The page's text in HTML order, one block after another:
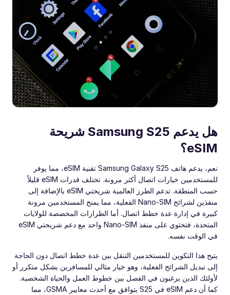
هل يدعم Samsung S25 شريحة
eSIM؟
نعم، يدعم هاتف Samsung Galaxy S25 تقنية eSIM، مما يوفر
للمستخدمين خيارات اتصال أكثر مرونة. تختلف قدرات eSIM قليلاً
حسب المنطقة. تدعم الطرز العالمية شريحتي eSIM بالإضافة إلى
منفذين لشرائح Nano-SIM الفعلية، مما يمنح المستخدمين مرونة
كبيرة في إدارة عدة خطط اتصال. أما الطرازات المخصصة للولايات
المتحدة، فتحتوي على منفذ Nano-SIM واحد مع دعم شريحتي eSIM
في الوقت نفسه.
يتيح هذا التكوين للمستخدمين التنقل بين عدة خطط اتصال دون الحاجة
إلى تبديل الشرائح الفعلية، وهو خيار مثالي للمسافرين بشكل متكرر أو
لأولئك الذين يرغبون في الفصل بين خطوط العمل والحياة الشخصية.
كما أن دعم eSIM في S25 يتوافق مع أحدث معايير GSMA، مما